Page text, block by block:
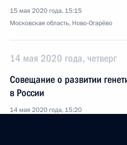
15 мая 2020 года, 15:15
Московская область, Ново-Огарёво
14 мая 2020 года, четверг
Совещание о развитии
в России
14 мая 2020 года, 15:20